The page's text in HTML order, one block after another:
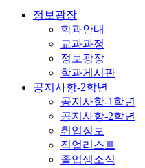
정보광장
학과안내
교과과정
정보광장
학과게시판
공지사항-2학년
공지사항-1학년
공지사항-2학년
취업정보
직업리스트
졸업생소식